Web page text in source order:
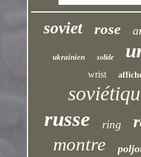
soviet rose
ukrainien solide
wrist
russe ring
montre